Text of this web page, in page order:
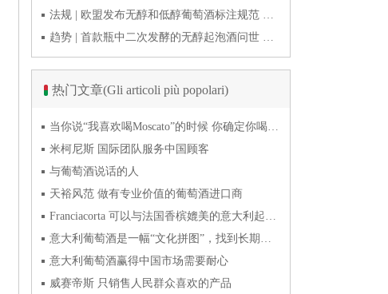
法规 | 欧盟发布无醇和低醇葡萄酒标注规范 无醇酒可以被种出来吗
趋势 | 首款瓶中二次发酵的无醇起泡酒问世 意大利酿酒师用特种酵母开创历史
热门文章(Gli articoli più popolari)
当你说“我喜欢喝Moscato”的时候 你确定你喝的到底是什么吗？
米柯尼斯 国际团队服务中国顾客
与葡萄酒说话的人
天裕风范 做有专业价值的葡萄酒进口商
Franciacorta 可以与法国香槟媲美的意大利起泡酒
意大利葡萄酒是一幅“文化拼图”，找到长期合作伙伴最具挑战
意大利葡萄酒赢得中国市场需要耐心
威赛帝斯 只销售人民群众喜欢的产品